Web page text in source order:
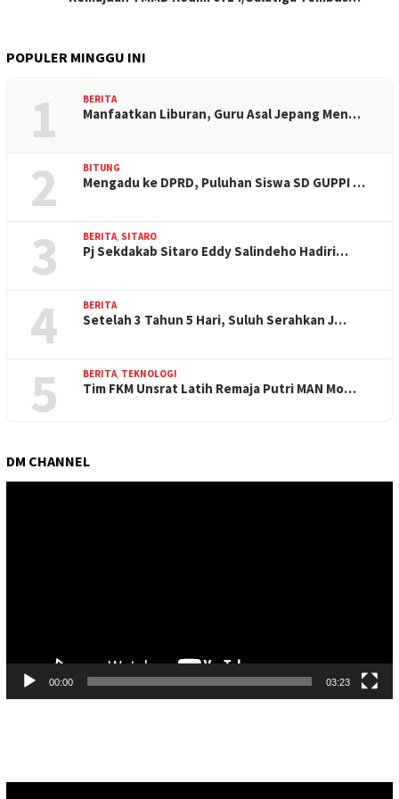
POPULER MINGGU INI
1 BERITA
Manfaatkan Liburan, Guru Asal Jepang Men…
2 BITUNG
Mengadu ke DPRD, Puluhan Siswa SD GUPPI …
3 BERITA, SITARO
Pj Sekdakab Sitaro Eddy Salindeho Hadiri…
4 BERITA
Setelah 3 Tahun 5 Hari, Suluh Serahkan J…
5 BERITA, TEKNOLOGI
Tim FKM Unsrat Latih Remaja Putri MAN Mo…
DM CHANNEL
00:00 03:23